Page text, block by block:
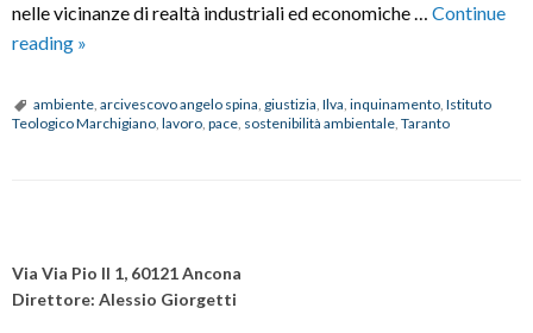
nelle vicinanze di realtà industriali ed economiche … Continue
reading Convegno
“Lavoro
e
»
ambiente, arcivescovo angelo spina, giustizia, Ilva, inquinamento, Istituto
Teologico Marchigiano, lavoro, pace, sostenibilità ambientale, Taranto
o
s
Via Via Pio II 1, 60121 Ancona
Direttore: Alessio Giorgetti